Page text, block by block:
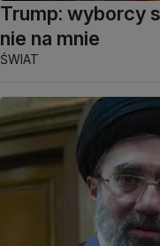
Trump: wyborcy
nie na mnie
ŚWIAT